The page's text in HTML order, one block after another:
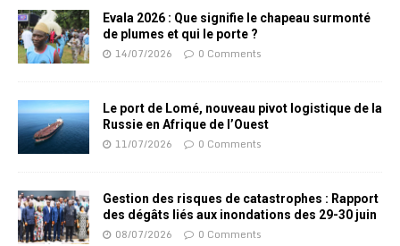
Evala 2026 : Que signifie le chapeau surmonté
de plumes et qui le porte ?
14/07/2026 0 Comments
Le port de Lomé, nouveau pivot logistique de la
Russie en Afrique de l’Ouest
11/07/2026 0 Comments
Gestion des risques de catastrophes : Rapport
des dégâts liés aux inondations des 29-30 juin
08/07/2026 0 Comments